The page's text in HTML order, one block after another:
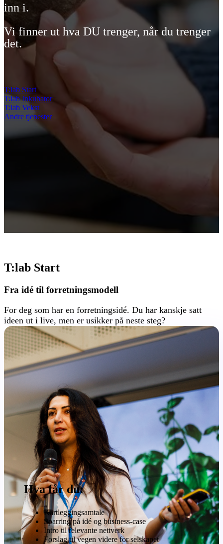
inn i.
Vi finner ut hva DU trenger, når du trenger
det.
T:lab Start
T:lab Inkubator
T:lab Vekst
Andre tjenester
T:lab Start
Fra idé til forretningsmodell
For deg som har en forretningsidé. Du har kanskje satt
ideen ut i live, men er usikker på neste steg?
Hva får du:
Kartleggingsamtale
Sparring på idé og business-case
Intro til relevante nettverk
Forslag til vegen videre for selskapet